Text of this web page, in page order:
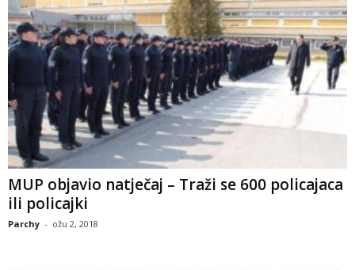
MUP objavio natječaj – Traži se 600 policajaca
ili policajki
Parchy - ožu 2, 2018